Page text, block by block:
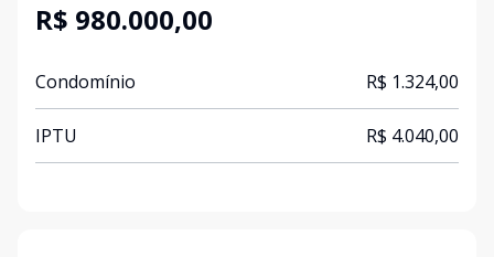
R$ 980.000,00
Condomínio R$ 1.324,00
IPTU R$ 4.040,00